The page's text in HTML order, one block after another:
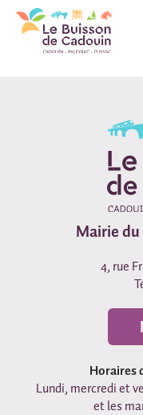
Mairie
4, rue
Horaires
Lundi, mercredi et
et les